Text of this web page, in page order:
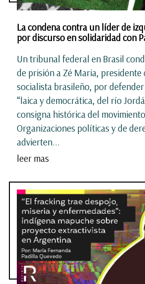
La condena contra un líder de
por discurso en solidaridad con
Un tribunal federal en Brasil
de prisión a Zé Maria,
socialista brasileño, por
“laica y democrática, del río
consigna histórica del
Organizaciones políticas y de
advierten...
leer mas